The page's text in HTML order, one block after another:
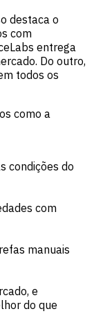
destaca o
com
entrega
Do outro,
todos os
como a
condições do
com
manuais
e
do que